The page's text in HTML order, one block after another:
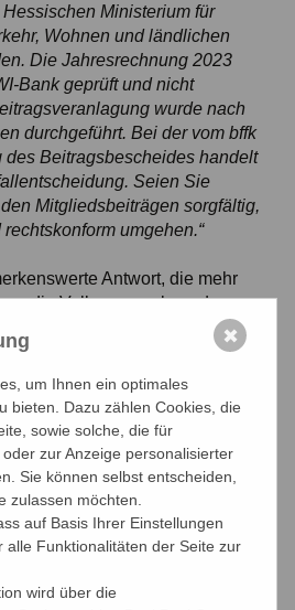
Ministerium für
Wohnen und ländlichen
Die Jahresrechnung 2023
Bank geprüft und nicht
wurde nach
durchgeführt. Bei der vom bffk
des Beitragsbescheides handelt
Seien Sie
Mitgliedsbeiträgen sorgfältig,
umgehen.“
Antwort, die mehr
die Vollversammlung das
das alles genehmigt hat
erfolgte, sagt rein gar
Verfahren, die der bffk für
mit Einsparungen von
Euro erfolgreich abschließen
Hier ist eher nochmals zu
Ordnung ist, warum kommt dann
unrecht hat, ohne
wenn stimmen soll, dass die
den rechtlichen Vorgaben
um Ihnen ein optimales
bieten. Dazu zählen Cookies, die
sowie solche, die für
zur Anzeige personalisierter
Sie können selbst entscheiden,
zulassen möchten.
auf Basis Ihrer Einstellungen
alle Funktionalitäten der Seite zur
wird über die
✖